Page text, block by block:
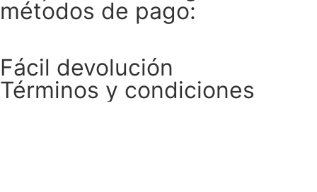
métodos de pago:
Fácil devolución
Términos y condiciones